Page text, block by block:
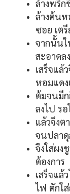
ล้างพริก
ล้างต้นห
ซอย เต
จากนั้นใ
สะอาดล
เสร็จแล้
หอมแด
ต้มจนมี
ลงไป ร
แล้วจึงต
จนปลาดุ
จึงใส่ผง
ต้องการ
เสร็จแ
ไฟ ตักใ